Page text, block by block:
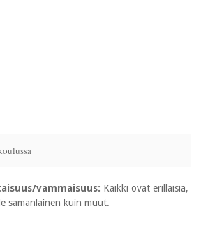
vammaisuus: Kaikki ovat erillaisia,
samanlainen kuin muut.